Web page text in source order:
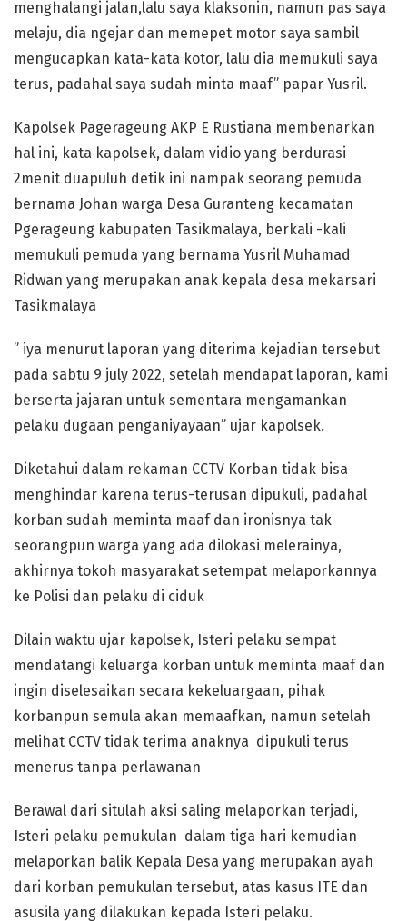
menghalangi jalan,lalu saya klaksonin, namun pas saya
melaju, dia ngejar dan memepet motor saya sambil
mengucapkan kata-kata kotor, lalu dia memukuli saya
terus, padahal saya sudah minta maaf” papar Yusril.
Kapolsek Pagerageung AKP E Rustiana membenarkan
hal ini, kata kapolsek, dalam vidio yang berdurasi
2menit duapuluh detik ini nampak seorang pemuda
bernama Johan warga Desa Guranteng kecamatan
Pgerageung kabupaten Tasikmalaya, berkali -kali
memukuli pemuda yang bernama Yusril Muhamad
Ridwan yang merupakan anak kepala desa mekarsari
Tasikmalaya
” iya menurut laporan yang diterima kejadian tersebut
pada sabtu 9 july 2022, setelah mendapat laporan, kami
berserta jajaran untuk sementara mengamankan
pelaku dugaan penganiyayaan” ujar kapolsek.
Diketahui dalam rekaman CCTV Korban tidak bisa
menghindar karena terus-terusan dipukuli, padahal
korban sudah meminta maaf dan ironisnya tak
seorangpun warga yang ada dilokasi melerainya,
akhirnya tokoh masyarakat setempat melaporkannya
ke Polisi dan pelaku di ciduk
Dilain waktu ujar kapolsek, Isteri pelaku sempat
mendatangi keluarga korban untuk meminta maaf dan
ingin diselesaikan secara kekeluargaan, pihak
korbanpun semula akan memaafkan, namun setelah
melihat CCTV tidak terima anaknya dipukuli terus
menerus tanpa perlawanan
Berawal dari situlah aksi saling melaporkan terjadi,
Isteri pelaku pemukulan dalam tiga hari kemudian
melaporkan balik Kepala Desa yang merupakan ayah
dari korban pemukulan tersebut, atas kasus ITE dan
asusila yang dilakukan kepada Isteri pelaku.